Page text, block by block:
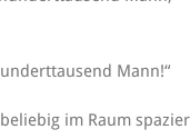
Mann!“
im Raum